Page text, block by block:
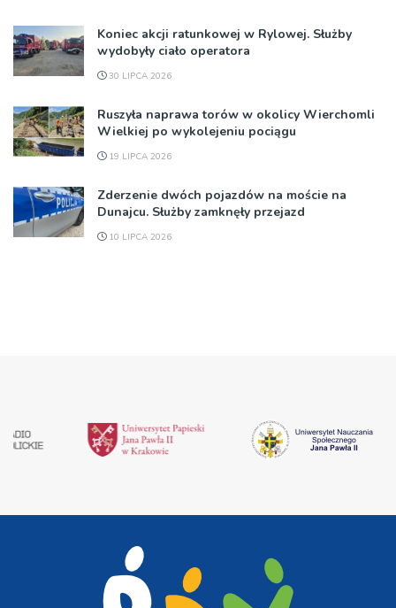
Koniec akcji ratunkowej w Rylowej. Służby
wydobyły ciało operatora
30 LIPCA 2026
Ruszyła naprawa torów w okolicy Wierchomli
Wielkiej po wykolejeniu pociągu
19 LIPCA 2026
Zderzenie dwóch pojazdów na moście na
Dunajcu. Służby zamknęły przejazd
10 LIPCA 2026